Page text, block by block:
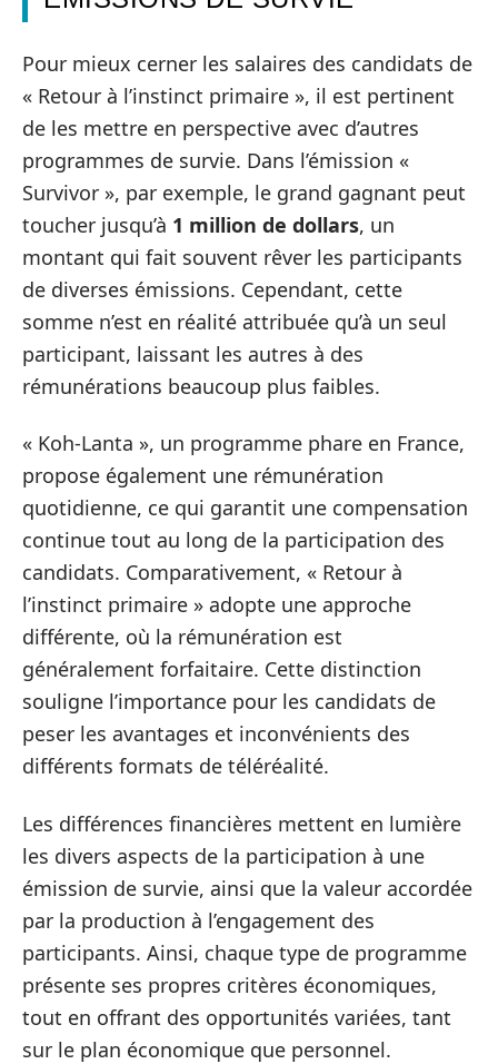
Pour mieux cerner les salaires des candidats de
« Retour à l’instinct primaire », il est pertinent
de les mettre en perspective avec d’autres
programmes de survie. Dans l’émission «
Survivor », par exemple, le grand gagnant peut
toucher jusqu’à 1 million de dollars, un
montant qui fait souvent rêver les participants
de diverses émissions. Cependant, cette
somme n’est en réalité attribuée qu’à un seul
participant, laissant les autres à des
rémunérations beaucoup plus faibles.
« Koh-Lanta », un programme phare en France,
propose également une rémunération
quotidienne, ce qui garantit une compensation
continue tout au long de la participation des
candidats. Comparativement, « Retour à
l’instinct primaire » adopte une approche
différente, où la rémunération est
généralement forfaitaire. Cette distinction
souligne l’importance pour les candidats de
peser les avantages et inconvénients des
différents formats de téléréalité.
Les différences financières mettent en lumière
les divers aspects de la participation à une
émission de survie, ainsi que la valeur accordée
par la production à l’engagement des
participants. Ainsi, chaque type de programme
présente ses propres critères économiques,
tout en offrant des opportunités variées, tant
sur le plan économique que personnel.